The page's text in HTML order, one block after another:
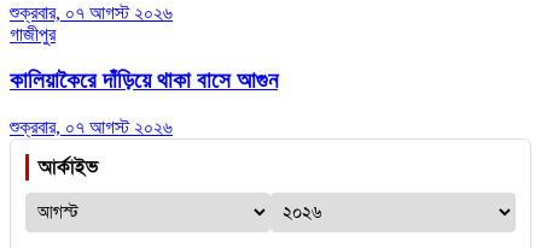
শুক্রবার, ০৭ আগস্ট ২০২৬
গাজীপুর
কালিয়াকৈরে দাঁড়িয়ে থাকা বাসে আগুন
শুক্রবার, ০৭ আগস্ট ২০২৬
আর্কাইভ